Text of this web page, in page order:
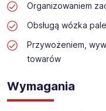
stanowisko:
Praca na dziale
Lokalizacja: Oświęcim
Organizowaniem
Obsługą wózka
Przywożeniem,
towarów
Wymagania